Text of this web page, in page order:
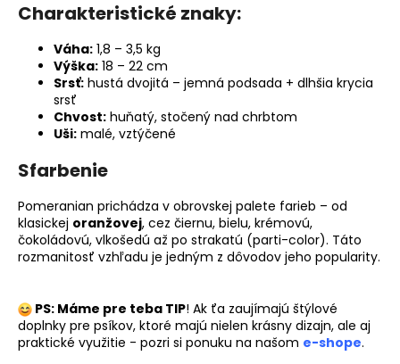
Charakteristické znaky:
Váha: 1,8 – 3,5 kg
Výška: 18 – 22 cm
Srsť: hustá dvojitá – jemná podsada + dlhšia krycia
srsť
Chvost: huňatý, stočený nad chrbtom
Uši: malé, vztýčené
Sfarbenie
Pomeranian prichádza v obrovskej palete farieb – od
klasickej oranžovej, cez čiernu, bielu, krémovú,
čokoládovú, vlkošedú až po strakatú (parti-color). Táto
rozmanitosť vzhľadu je jedným z dôvodov jeho popularity.
PS: Máme pre teba TIP! Ak ťa zaujímajú štýlové
doplnky pre psíkov, ktoré majú nielen krásny dizajn, ale aj
praktické využitie - pozri si ponuku na našom e-shope.